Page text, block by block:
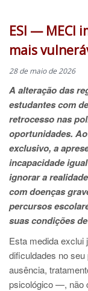
ESI — MECI
mais
28 de maio de 2026
A alteração das
estudantes com
retrocesso nas
oportunidades.
exclusivo, a
incapacidade
ignorar a
com doenças
percursos
suas condições
Esta medida exclui
dificuldades no
ausência,
psicológico —, não